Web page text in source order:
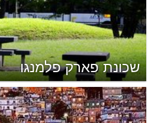
שכונת פארק פלמנגו